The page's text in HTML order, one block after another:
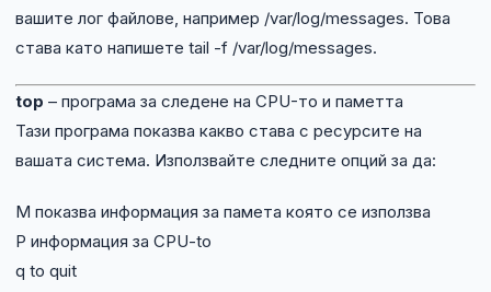
вашите лог файлове, например /var/log/messages. Това
става като напишете tail -f /var/log/messages.
top – програма за следене на CPU-то и паметта
Тази програма показва какво става с ресурсите на
вашата система. Използвайте следните опций за да:
M показва информация за памета която се използва
P информация за CPU-to
q to quit